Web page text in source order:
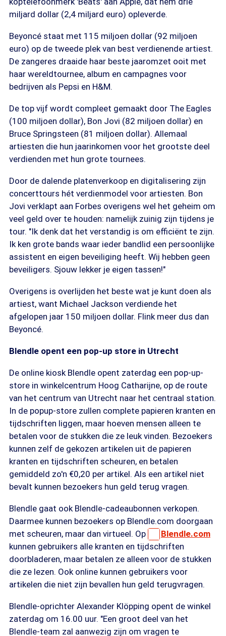
miljard dollar (2,4 miljard euro) opleverde.
Beyoncé staat met 115 miljoen dollar (92 miljoen
euro) op de tweede plek van best verdienende artiest.
De zangeres draaide haar beste jaaromzet ooit met
haar wereldtournee, album en campagnes voor
bedrijven als Pepsi en H&M.
De top vijf wordt compleet gemaakt door The Eagles
(100 miljoen dollar), Bon Jovi (82 miljoen dollar) en
Bruce Springsteen (81 miljoen dollar). Allemaal
artiesten die hun jaarinkomen voor het grootste deel
verdienden met hun grote tournees.
Door de dalende platenverkoop en digitalisering zijn
concerttours hét verdienmodel voor artiesten. Bon
Jovi verklapt aan Forbes overigens wel het geheim om
veel geld over te houden: namelijk zuinig zijn tijdens je
tour. "Ik denk dat het verstandig is om efficiënt te zijn.
Ik ken grote bands waar ieder bandlid een persoonlijke
assistent en eigen beveiliging heeft. Wij hebben geen
beveiligers. Sjouw lekker je eigen tassen!"
Overigens is overlijden het beste wat je kunt doen als
artiest, want Michael Jackson verdiende het
afgelopen jaar 150 miljoen dollar. Flink meer dus dan
Beyoncé.
Blendle opent een pop-up store in Utrecht
De online kiosk Blendle opent zaterdag een pop-up-
store in winkelcentrum Hoog Catharijne, op de route
van het centrum van Utrecht naar het centraal station.
In de popup-store zullen complete papieren kranten en
tijdschriften liggen, maar hoeven mensen alleen te
betalen voor de stukken die ze leuk vinden. Bezoekers
kunnen zelf de gekozen artikelen uit de papieren
kranten en tijdschriften scheuren, en betalen
gemiddeld zo'n €0,20 per artikel. Als een artikel niet
bevalt kunnen bezoekers hun geld terug vragen.
Blendle gaat ook Blendle-cadeaubonnen verkopen.
Daarmee kunnen bezoekers op Blendle.com doorgaan
met scheuren, maar dan virtueel. Op
Blendle.com
kunnen gebruikers alle kranten en tijdschriften
doorbladeren, maar betalen ze alleen voor de stukken
die ze lezen. Ook online kunnen gebruikers voor
artikelen die niet zijn bevallen hun geld terugvragen.
Blendle-oprichter Alexander Klöpping opent de winkel
zaterdag om 16.00 uur. "Een groot deel van het
Blendle-team zal aanwezig zijn om vragen te